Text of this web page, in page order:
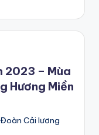
2023 – Mùa
Hương Miền
Cải lương